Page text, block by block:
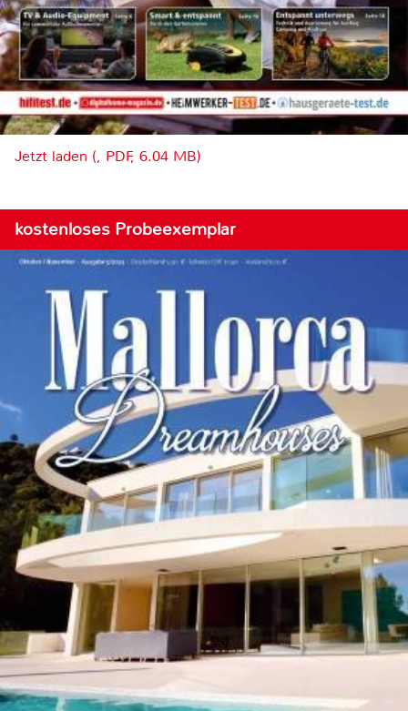
Jetzt laden (, PDF, 6.04 MB)
kostenloses Probeexemplar